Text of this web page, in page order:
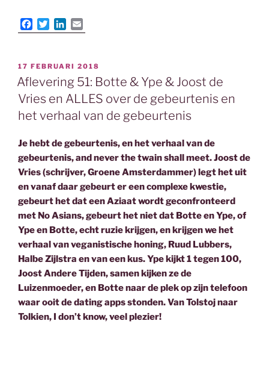
a
b
o
o
k
w
t
e
r
i
e
d
I
m
l
GEPLAATST
OP
17 FEBRUARI 2018
Aflevering 51: Botte & Ype & Joost de
Vries en ALLES over de gebeurtenis en
het verhaal van de gebeurtenis
Je hebt de gebeurtenis, en het verhaal van de
gebeurtenis, and never the twain shall meet. Joost de
Vries (schrijver, Groene Amsterdammer) legt het uit
en vanaf daar gebeurt er een complexe kwestie,
gebeurt het dat een Aziaat wordt geconfronteerd
met No Asians, gebeurt het niet dat Botte en Ype, of
Ype en Botte, echt ruzie krijgen, en krijgen we het
verhaal van veganistische honing, Ruud Lubbers,
Halbe Zijlstra en van een kus. Ype kijkt 1 tegen 100,
Joost Andere Tijden, samen kijken ze de
Luizenmoeder, en Botte naar de plek op zijn telefoon
waar ooit de dating apps stonden. Van Tolstoj naar
Tolkien, I don’t know, veel plezier!